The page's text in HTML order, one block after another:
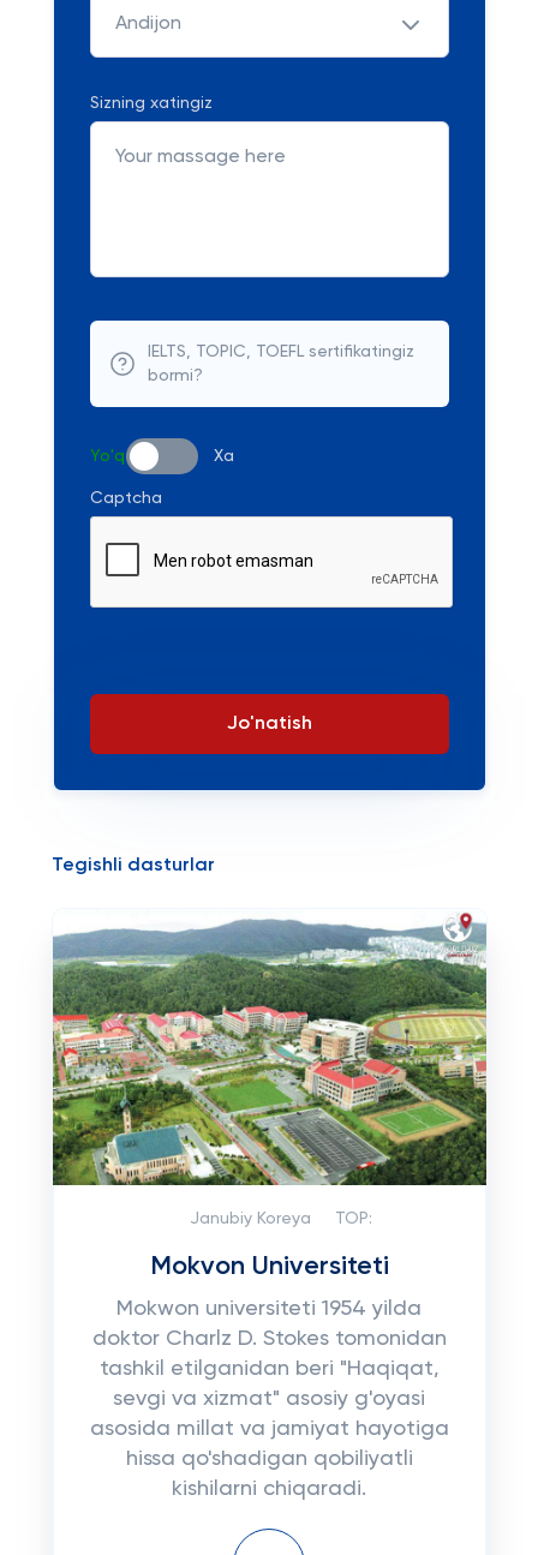
Andijon
Sizning xatingiz
IELTS, TOPIC, TOEFL sertifikatingiz
bormi?
Yo'q Xa
Captcha
Jo'natish
Tegishli dasturlar
Janubiy Koreya TOP:
Mokvon Universiteti
Mokwon universiteti 1954 yilda
doktor Charlz D. Stokes tomonidan
tashkil etilganidan beri "Haqiqat,
sevgi va xizmat" asosiy g'oyasi
asosida millat va jamiyat hayotiga
hissa qo'shadigan qobiliyatli
kishilarni chiqaradi.